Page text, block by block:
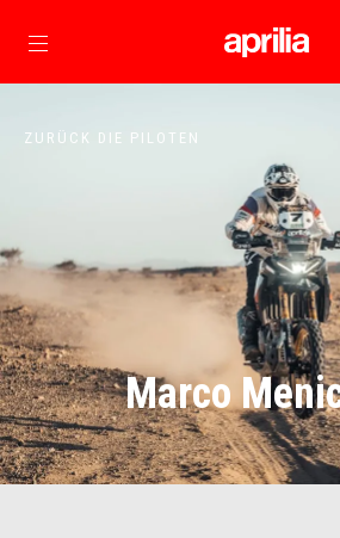
zurück zum
ZURÜCK DIE PILOTEN
Marco